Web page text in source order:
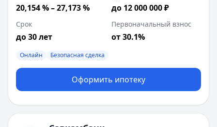
20,154 % – 27,173 % до 12 000 000 ₽
Срок
до 30 лет
Первоначальный взнос
от 30.1%
Онлайн Безопасная сделка
Оформить ипотеку